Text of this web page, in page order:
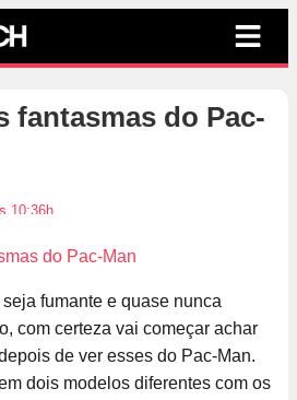
fantasmas do Pac-
10:36h
fumante e quase nunca
com certeza vai começar achar
de ver esses do Pac-Man.
dois modelos diferentes com os